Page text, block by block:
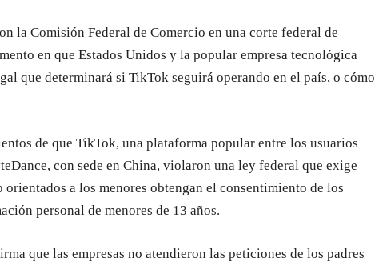
la Comisión Federal de Comercio en una corte federal de
en que Estados Unidos y la popular empresa tecnológica
que determinará si TikTok seguirá operando en el país, o cómo
de que TikTok, una plataforma popular entre los usuarios
con sede en China, violaron una ley federal que exige
a los menores obtengan el consentimiento de los
personal de menores de 13 años.
que las empresas no atendieron las peticiones de los padres